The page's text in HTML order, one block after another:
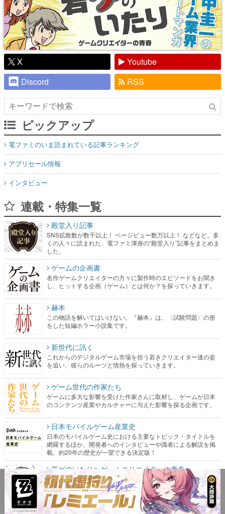
X
Youtube
Discord
RSS
ピックアップ
電ファミのいま読まれている記事ランキング
アプリセール情報
インタビュー
連載・特集一覧
殿堂入り記事
SNS拡散数が数千以上！ ページビュー数万以上！ などなど。多
くの人々に読まれた、電ファミ渾身の“殿堂入り”記事をまとめま
した。
ゲームの企画書
名作ゲームクリエイターの方々に製作時のエピソードをお聞き
し、ヒットする企画（ゲーム）とは何か？を探っていきます。
赫本
この物語を解いてはいけない。『赫本』は、〈試験問題〉の形
をした短編ホラー小説集です。
新世代に訊く
これからのデジタルゲーム市場を担う若きクリエイター達の姿
を追い、彼らのルーツと情熱を探っていきます。
ゲーム世代の作家たち
ゲームに多大な影響を受けた作家さんに取材し、ゲームが日本
のコンテンツ産業やカルチャーに与えた影響を探る企画です。
日本モバイルゲーム産業史
日本のモバイルゲーム史における主要なトピック・タイトルを
網羅するほか、開発者へのインタビューや識者による解説を掲
載。約20年の歴史が一望できる決定版！
若ゲのいたり〜ゲームクリエイターの青春〜
『うつヌケ』『ペンと箸』等で知られるマンガ家・田中圭一先
生によるゲーム業界レポートマンガです。
なんでゲームは面白い？